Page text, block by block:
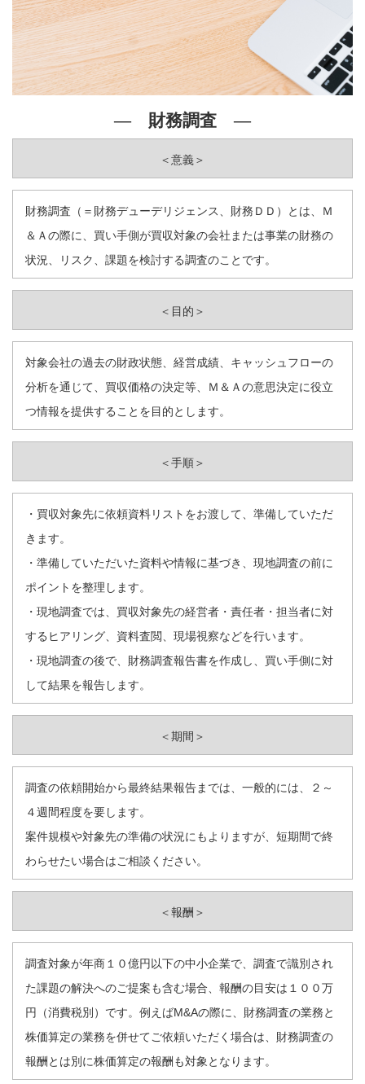
― 財務調査 ―
＜意義＞
財務調査（＝財務デューデリジェンス、財務ＤＤ）とは、Ｍ
＆Ａの際に、買い手側が買収対象の会社または事業の財務の
状況、リスク、課題を検討する調査のことです。
＜目的＞
対象会社の過去の財政状態、経営成績、キャッシュフローの
分析を通じて、買収価格の決定等、Ｍ＆Ａの意思決定に役立
つ情報を提供することを目的とします。
＜手順＞
・買収対象先に依頼資料リストをお渡して、準備していただ
きます。
・準備していただいた資料や情報に基づき、現地調査の前に
ポイントを整理します。
・現地調査では、買収対象先の経営者・責任者・担当者に対
するヒアリング、資料査閲、現場視察などを行います。
・現地調査の後で、財務調査報告書を作成し、買い手側に対
して結果を報告します。
＜期間＞
調査の依頼開始から最終結果報告までは、一般的には、２～
４週間程度を要します。
案件規模や対象先の準備の状況にもよりますが、短期間で終
わらせたい場合はご相談ください。
＜報酬＞
調査対象が年商１０億円以下の中小企業で、調査で識別され
た課題の解決へのご提案も含む場合、報酬の目安は１００万
円（消費税別）です。例えばM&Aの際に、財務調査の業務と
株価算定の業務を併せてご依頼いただく場合は、財務調査の
報酬とは別に株価算定の報酬も対象となります。